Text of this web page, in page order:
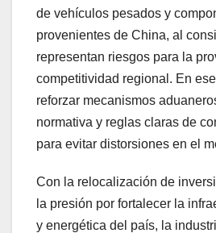
de vehículos pesados y
provenientes de China, al
representan riesgos para la
competitividad regional. En
reforzar mecanismos
normativa y reglas claras de
para evitar distorsiones en el
Con la relocalización de
la presión por fortalecer la
y energética del país, la